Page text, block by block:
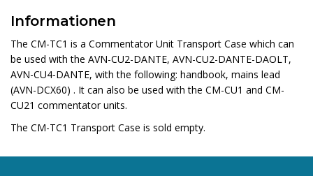
Informationen
The CM-TC1 is a Commentator Unit Transport Case which can
be used with the AVN-CU2-DANTE, AVN-CU2-DANTE-DAOLT,
AVN-CU4-DANTE, with the following: handbook, mains lead
(AVN-DCX60) . It can also be used with the CM-CU1 and CM-
CU21 commentator units.
The CM-TC1 Transport Case is sold empty.